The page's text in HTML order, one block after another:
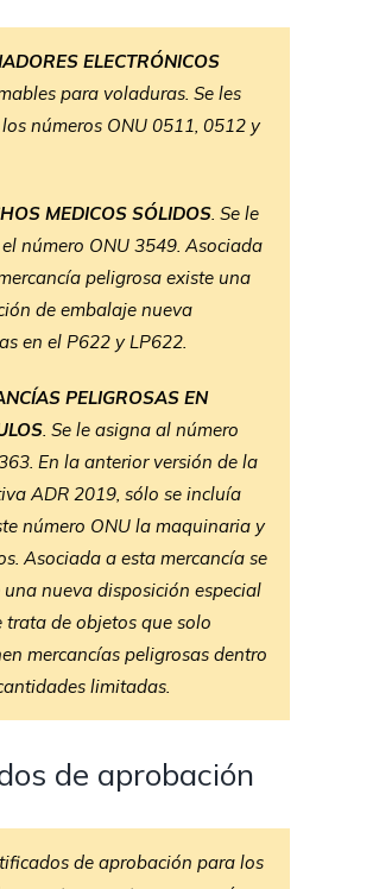
ELECTRÓNICOS
para voladuras. Se les
números ONU 0511, 0512 y
MEDICOS SÓLIDOS. Se le
número ONU 3549. Asociada
peligrosa existe una
de embalaje nueva
en el P622 y LP622.
PELIGROSAS EN
. Se le asigna al número
En la anterior versión de la
ADR 2019, sólo se incluía
número ONU la maquinaria y
Asociada a esta mercancía se
nueva disposición especial
trata de objetos que solo
mercancías peligrosas dentro
limitadas.
de aprobación
de aprobación para los